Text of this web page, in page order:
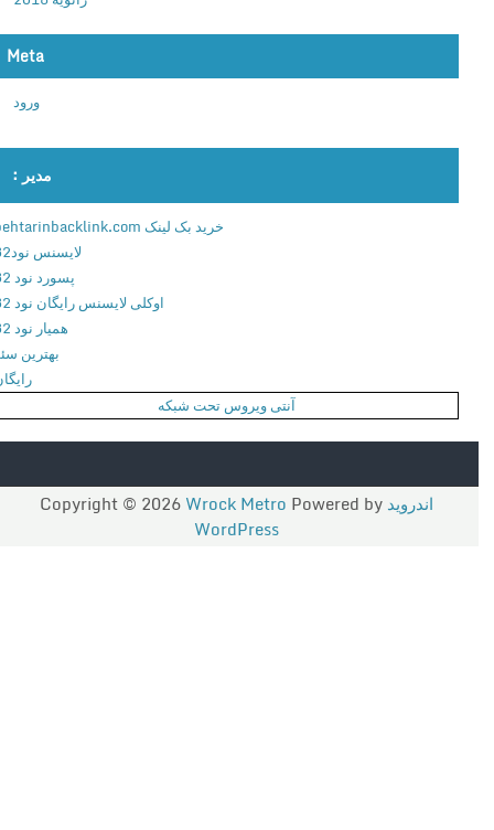
د
ه
ر
ا
د
Meta
مدیر :
خرید بک لینک behtarinbacklink.com
لایسنس نود32
پسورد نود 32
اوکلی لایسنس رایگان نود 32
همیار نود 32
بهترین سئو
رایگان
آنتی ویروس تحت شبکه
اندرویدCopyright © 2026
Wrock MetroPowered by
WordPress